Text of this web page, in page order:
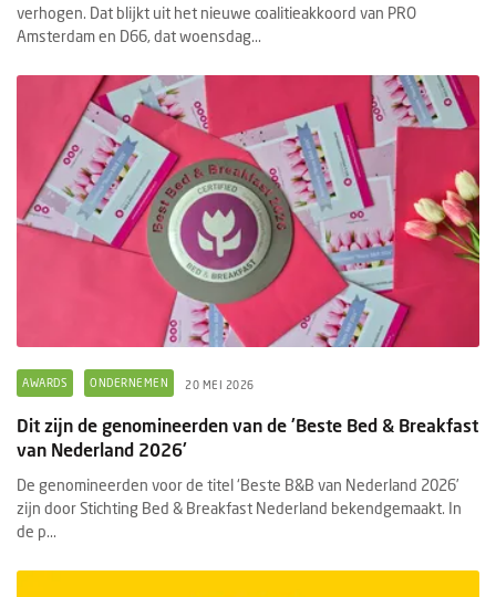
verhogen. Dat blijkt uit het nieuwe coalitieakkoord van PRO
Amsterdam en D66, dat woensdag...
AWARDS ONDERNEMEN 20 MEI 2026
Dit zijn de genomineerden van de 'Beste Bed & Breakfast
van Nederland 2026'
De genomineerden voor de titel ‘Beste B&B van Nederland 2026’
zijn door Stichting Bed & Breakfast Nederland bekendgemaakt. In
de p...